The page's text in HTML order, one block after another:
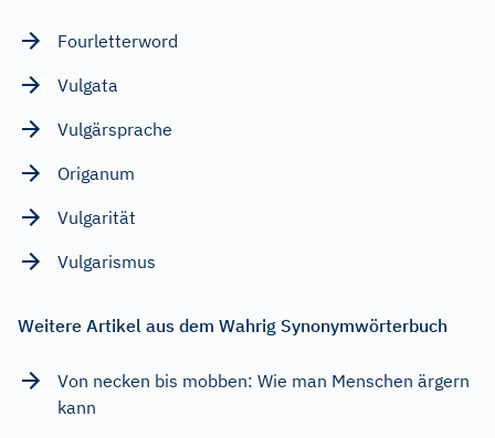
Fourletterword
Vulgata
Vulgärsprache
Origanum
Vulgarität
Vulgarismus
Weitere Artikel aus dem Wahrig Synonymwörterbuch
Von necken bis mobben: Wie man Menschen ärgern
kann